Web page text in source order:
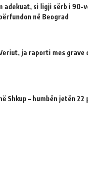
adekuat, si ligji sërb i 90-
në Beograd
ja raporti mes grave
Shkup – humbën jetën